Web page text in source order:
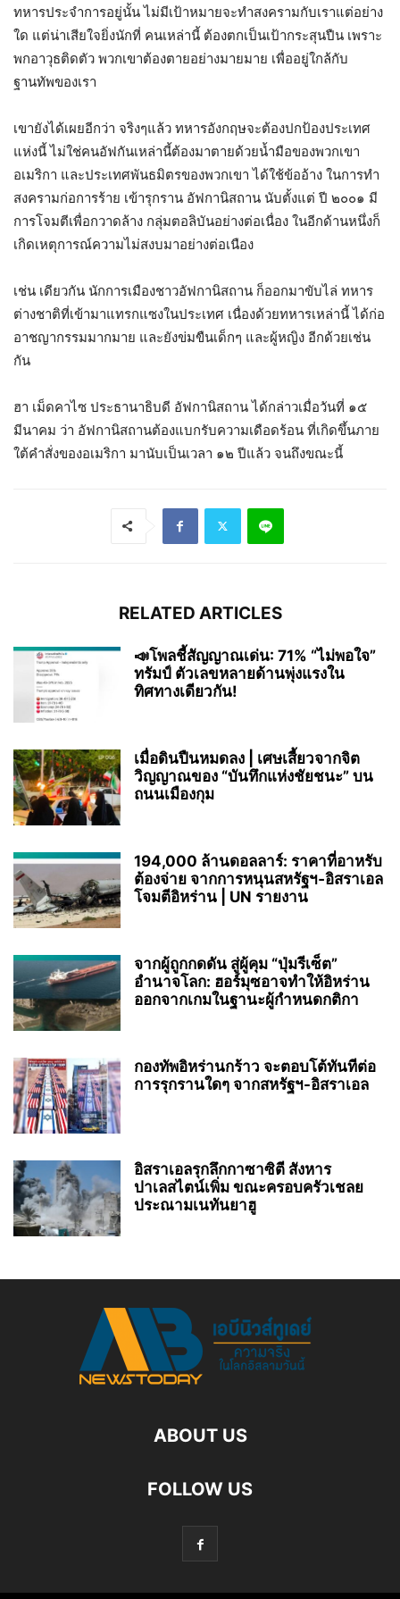
ทหารประจำการอยู่นั้น ไม่มีเป้าหมายจะทำสงครามกับเราแต่อย่าง
ใด แต่น่าเสียใจยิ่งนักที่ คนเหล่านี้ ต้องตกเป็นเป้ากระสุนปืน เพราะ
พกอาวุธติดตัว พวกเขาต้องตายอย่างมายมาย เพื่ออยู่ใกล้กับ
ฐานทัพของเรา
เขายังได้เผยอีกว่า จริงๆแล้ว ทหารอังกฤษจะต้องปกป้องประเทศ
แห่งนี้ ไม่ใช่คนอัฟกันเหล่านี้ต้องมาตายด้วยน้ำมือของพวกเขา
อเมริกา และประเทศพันธมิตรของพวกเขา ได้ใช้ข้ออ้าง ในการทำ
สงครามก่อการร้าย เข้ารุกราน อัฟกานิสถาน นับตั้งแต่ ปี ๒๐๐๑ มี
การโจมตีเพื่อกวาดล้าง กลุ่มตอลิบันอย่างต่อเนื่อง ในอีกด้านหนึ่งก็
เกิดเหตุการณ์ความไม่สงบมาอย่างต่อเนือง
เช่น เดียวกัน นักการเมืองชาวอัฟกานิสถาน ก็ออกมาขับไล่ ทหาร
ต่างชาติที่เข้ามาแทรกแซงในประเทศ เนื่องด้วยทหารเหล่านี้ ได้ก่อ
อาชญากรรมมากมาย และยังข่มขืนเด็กๆ และผู้หญิง อีกด้วยเช่น
กัน
ฮา เม็ดคาไซ ประธานาธิบดี อัฟกานิสถาน ได้กล่าวเมื่อวันที่ ๑๕
มีนาคม ว่า อัฟกานิสถานต้องแบกรับความเดือดร้อน ที่เกิดขึ้นภาย
ใต้คำสั่งของอเมริกา มานับเป็นเวลา ๑๒ ปีแล้ว จนถึงขณะนี้
RELATED ARTICLES
📣โพลชี้สัญญาณเด่น: 71% “ไม่พอใจ”
ทรัมป์ ตัวเลขหลายด้านพุ่งแรงใน
ทิศทางเดียวกัน!
เมื่อดินปืนหมดลง | เศษเสี้ยวจากจิต
วิญญาณของ “บันทึกแห่งชัยชนะ” บน
ถนนเมืองกุม
194,000 ล้านดอลลาร์: ราคาที่อาหรับ
ต้องจ่าย จากการหนุนสหรัฐฯ‑อิสราเอล
โจมตีอิหร่าน | UN รายงาน
จากผู้ถูกกดดัน สู่ผู้คุม “ปุ่มรีเซ็ต”
อำนาจโลก: ฮอร์มุซอาจทำให้อิหร่าน
ออกจากเกมในฐานะผู้กำหนดกติกา
กองทัพอิหร่านกร้าว จะตอบโต้ทันทีต่อ
การรุกรานใดๆ จากสหรัฐฯ-อิสราเอล
อิสราเอลรุกลึกกาซาซิตี สังหาร
ปาเลสไตน์เพิ่ม ขณะครอบครัวเชลย
ประณามเนทันยาฮู
ABOUT US
FOLLOW US